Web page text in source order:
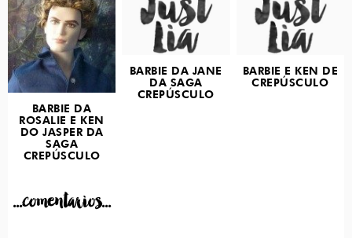
BARBIE DA
ROSALIE E KEN
DO JASPER DA
SAGA
CREPÚSCULO
BARBIE DA JANE
DA SAGA
CREPÚSCULO
BARBIE E KEN DE
CREPÚSCULO
...comentarios...